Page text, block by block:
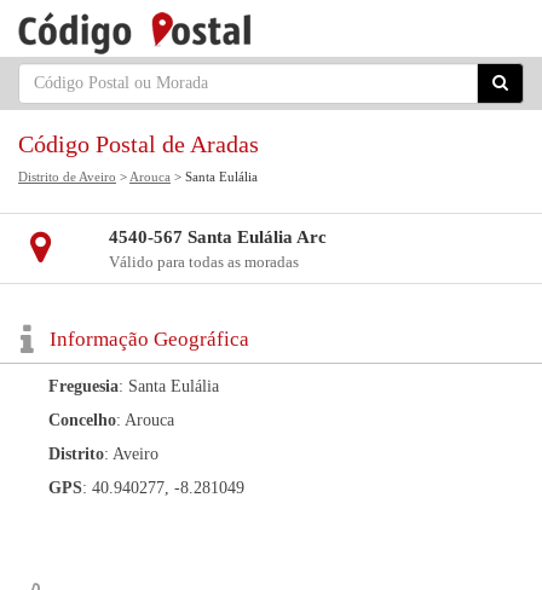
Código Postal de Aradas
Distrito de Aveiro > Arouca > Santa Eulália
4540-567 Santa Eulália Arc
Válido para todas as moradas
Informação Geográfica
Freguesia: Santa Eulália
Concelho: Arouca
Distrito: Aveiro
GPS: 40.940277, -8.281049